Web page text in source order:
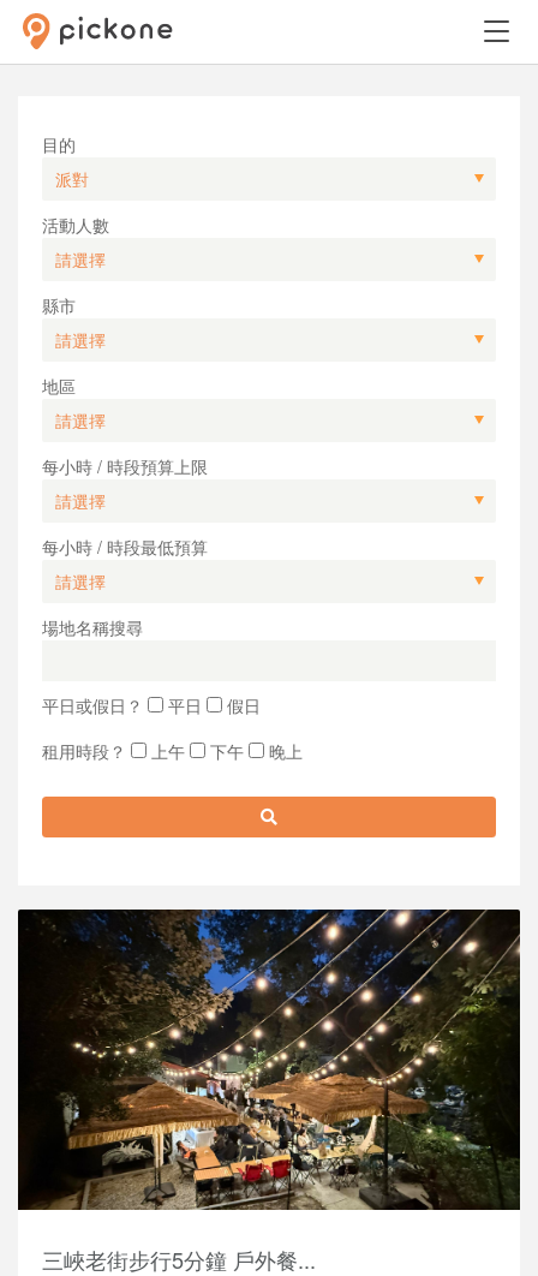
目的
活動人數
縣市
地區
每小時 / 時段預算上限
每小時 / 時段最低預算
場地名稱搜尋
平日或假日？ 平日
假日
租用時段？
上午 下午 晚上
三峽老街步行5分鐘 戶外餐...